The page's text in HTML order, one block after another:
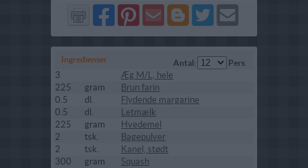
Del
på
Del
på
Send
via
Del
på
Del
på
Send
Ingredienser Antal: Pers.
3
Æg M/L, hele
225
gram
Brun farin
0.5
dl.
Flydende margarine
0.5
dl.
Letmælk
225
gram
Hvedemel
2
tsk.
Bagepulver
2
tsk.
Kanel, stødt
300
gram
Squash